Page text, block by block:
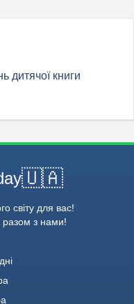
дитячої книги
🇺🇦
світу для вас!
разом з нами!